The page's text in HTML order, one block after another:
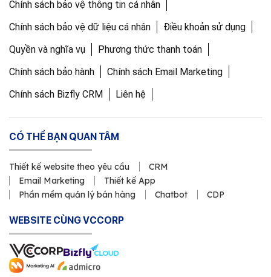
Chính sách bảo vệ thông tin cá nhân
Chính sách bảo vệ dữ liệu cá nhân
Điều khoản sử dụng
Quyền và nghĩa vụ
Phương thức thanh toán
Chính sách bảo hành
Chính sách Email Marketing
Chính sách Bizfly CRM
Liên hệ
CÓ THỂ BẠN QUAN TÂM
Thiết kế website theo yêu cầu
CRM
Email Marketing
Thiết kế App
Phần mềm quản lý bán hàng
Chatbot CDP
WEBSITE CÙNG VCCORP